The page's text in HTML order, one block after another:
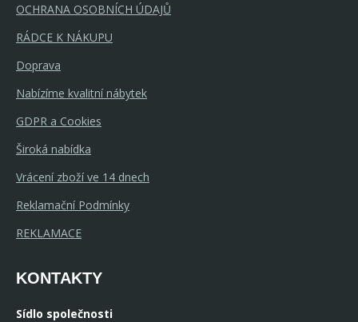
OCHRANA OSOBNÍCH ÚDAJŮ
RÁDCE K NÁKUPU
Doprava
Nabízíme kvalitní nábytek
GDPR a Cookies
Široká nabídka
Vrácení zboží ve 14 dnech
Reklamační Podmínky
REKLAMACE
KONTAKTY
Sídlo společnosti